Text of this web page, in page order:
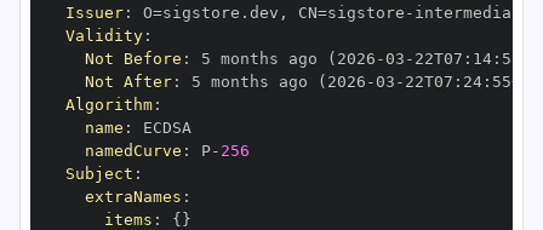
Issuer: O=sigstore.dev , CN=sigstore -
Validity:
Not Before : 5 months ago (2026 -03 - 22T07 : 14:
Not After: 5 months ago (2026 -03 - 22T07 : 24: 55+00
Algorithm:
name :
namedCurve : P- 256
Subject :
extraNames :
items : { }